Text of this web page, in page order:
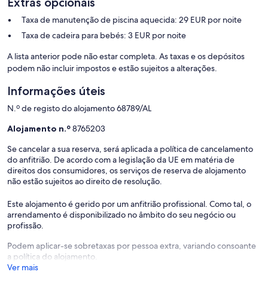
Esta propriedade é self-catered. Para maior comodidade, podem
ser reservados cabazes alimentares (custo adicional) com
férias, especialmente quando viaja com crianças. Com o
sempre entre 5ºC e 8ºC acima do que seria sem aquecimento.
localização da propriedade. Ainda assim, caso seja do seu interesse,
teremos todo o gosto em ajudar com a reserva. Podemos também
organizar transfers, caso necessite.
Caução de grupos: € 200 Por hóspede, com pagamento por cartão
Taxa de manutenção de piscina aquecida: 29 EUR por noite
Taxa de cadeira para bebés: 3 EUR por noite
A lista anterior pode não estar completa. As taxas e os depósitos
podem não incluir impostos e estão sujeitos a alterações.
Informações úteis
N.º de registo do alojamento 68789/AL
Alojamento n.º8765203
Se cancelar a sua reserva, será aplicada a política de cancelamento
do anfitrião. De acordo com a legislação da UE em matéria de
direitos dos consumidores, os serviços de reserva de alojamento
não estão sujeitos ao direito de resolução.
Este alojamento é gerido por um anfitrião profissional. Como tal, o
arrendamento é disponibilizado no âmbito do seu negócio ou
profissão.
Podem aplicar-se sobretaxas por pessoa extra, variando consoante
a política do alojamento.
Ver mais